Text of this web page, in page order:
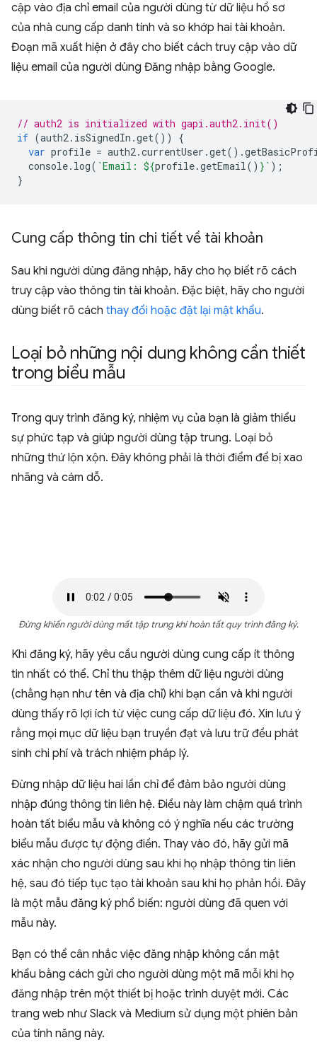
cập vào địa chỉ email của người dùng từ dữ liệu hồ sơ
của nhà cung cấp danh tính và so khớp hai tài khoản.
Đoạn mã xuất hiện ở đây cho biết cách truy cập vào dữ
liệu email của người dùng Đăng nhập bằng Google.
// auth2 is initialized with gapi.auth2.init()
if (auth2. isSignedIn .get())
{
var profile = auth2.currentUser .get().
console. log( `Email: ${profile.getEmail() } ` );
}
Cung cấp thông tin chi tiết về tài khoản
Sau khi người dùng đăng nhập, hãy cho họ biết rõ cách
truy cập vào thông tin tài khoản. Đặc biệt, hãy cho người
dùng biết rõ cách thay đổi hoặc đặt lại mật khẩu.
Loại bỏ những nội dung không cần thiết
trong biểu mẫu
Trong quy trình đăng ký, nhiệm vụ của bạn là giảm thiểu
sự phức tạp và giúp người dùng tập trung. Loại bỏ
những thứ lộn xộn. Đây không phải là thời điểm để bị xao
nhãng và cám dỗ.
Đừng khiến người dùng mất tập trung khi hoàn tất quy trình đăng ký.
Khi đăng ký, hãy yêu cầu người dùng cung cấp ít thông
tin nhất có thể. Chỉ thu thập thêm dữ liệu người dùng
(chẳng hạn như tên và địa chỉ) khi bạn cần và khi người
dùng thấy rõ lợi ích từ việc cung cấp dữ liệu đó. Xin lưu ý
rằng mọi mục dữ liệu bạn truyền đạt và lưu trữ đều phát
sinh chi phí và trách nhiệm pháp lý.
Đừng nhập dữ liệu hai lần chỉ để đảm bảo người dùng
nhập đúng thông tin liên hệ. Điều này làm chậm quá trình
hoàn tất biểu mẫu và không có ý nghĩa nếu các trường
biểu mẫu được tự động điền. Thay vào đó, hãy gửi mã
xác nhận cho người dùng sau khi họ nhập thông tin liên
hệ, sau đó tiếp tục tạo tài khoản sau khi họ phản hồi. Đây
là một mẫu đăng ký phổ biến: người dùng đã quen với
mẫu này.
Bạn có thể cân nhắc việc đăng nhập không cần mật
khẩu bằng cách gửi cho người dùng một mã mỗi khi họ
đăng nhập trên một thiết bị hoặc trình duyệt mới. Các
trang web như Slack và Medium sử dụng một phiên bản
của tính năng này.